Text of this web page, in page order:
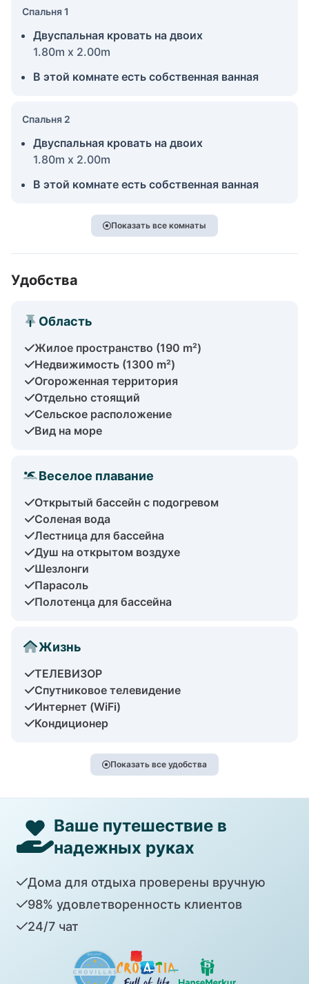
Спальня 1
Двуспальная кровать на двоих
1.80m x 2.00m
В этой комнате есть собственная ванная
Спальня 2
Двуспальная кровать на двоих
1.80m x 2.00m
В этой комнате есть собственная ванная
Показать все комнаты
Удобства
Область
Жилое пространство (190 m²)
Недвижимость (1300 m²)
Огороженная территория
Отдельно стоящий
Сельское расположение
Вид на море
Веселое плавание
Открытый бассейн с подогревом
Соленая вода
Лестница для бассейна
Душ на открытом воздухе
Шезлонги
Парасоль
Полотенца для бассейна
Жизнь
ТЕЛЕВИЗОР
Спутниковое телевидение
Интернет (WiFi)
Кондиционер
Показать все удобства
Ваше путешествие в
надежных руках
Дома для отдыха проверены вручную
98% удовлетворенность клиентов
24/7 чат